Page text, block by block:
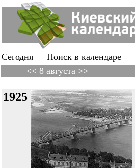
Сегодня Поиск в календаре
<< 8 августа >>
1925